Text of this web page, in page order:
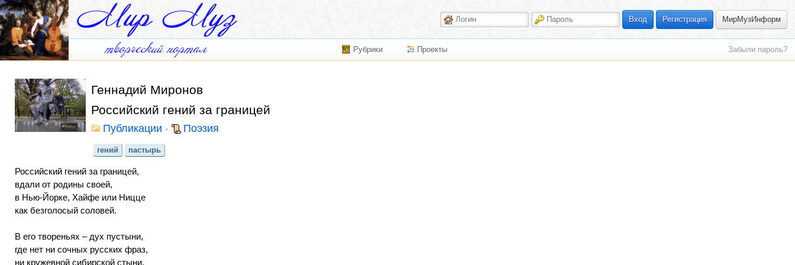
Вход Регистрация МирМузИнформ
Рубрики Проекты Забыли пароль?
Геннадий Миронов
Российский гений за границей
Публикации - Поэзия
гений пастырь
Российский гений за границей,
вдали от родины своей,
в Нью-Йорке, Хайфе или Ницце
как безголосый соловей.
В его твореньях – дух пустыни,
где нет ни сочных русских фраз,
ни кружевной сибирской стыни,